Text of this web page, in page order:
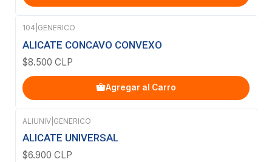
104 GENERICO
ALICATE CONCAVO CONVEXO
$8.500 CLP
Agregar al Carro
Agotado
ALIUNIV GENERICO
ALICATE UNIVERSAL
$6.900 CLP